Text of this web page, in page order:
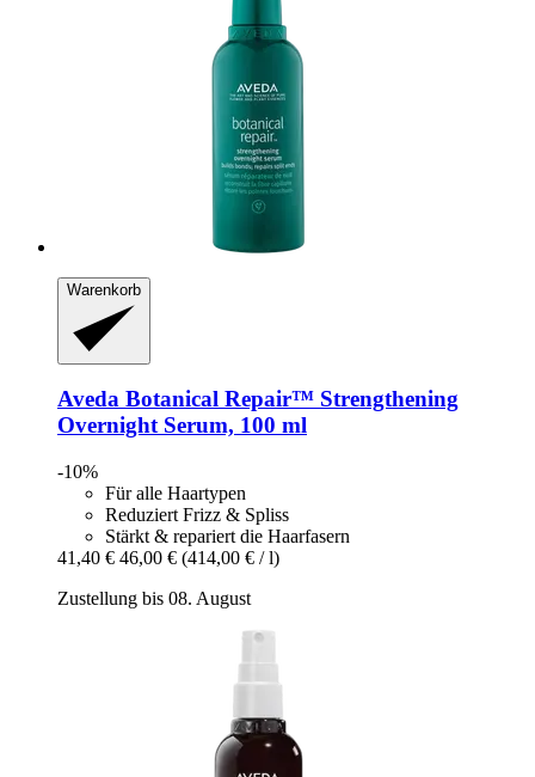
Warenkorb
Aveda Botanical Repair™ Strengthening
Overnight Serum, 100 ml
-10%
Für alle Haartypen
Reduziert Frizz & Spliss
Stärkt & repariert die Haarfasern
41,40 € 46,00 € (414,00 € / l)
Zustellung bis 08. August